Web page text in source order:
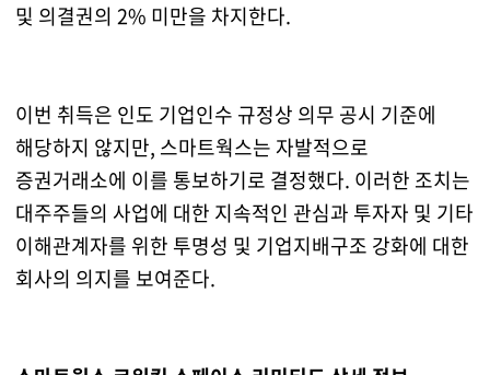
및 의결권의 2% 미만을 차지한다.
이번 취득은 인도 기업인수 규정상 의무 공시 기준에
해당하지 않지만, 스마트웍스는 자발적으로
증권거래소에 이를 통보하기로 결정했다. 이러한 조치는
대주주들의 사업에 대한 지속적인 관심과 투자자 및 기타
이해관계자를 위한 투명성 및 기업지배구조 강화에 대한
회사의 의지를 보여준다.